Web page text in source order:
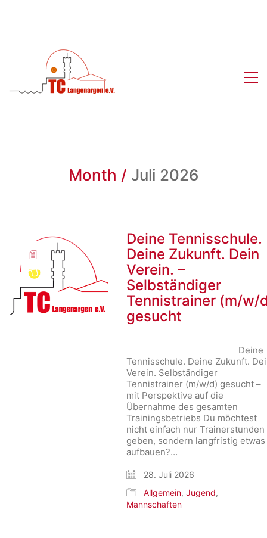
Month / Juli 2026
Deine Tennisschule.
Deine Zukunft. Dein
Verein. –
Selbständiger
Tennistrainer (m/w/
gesucht
Deine
Tennisschule. Deine Zukunft.
Verein. Selbständiger
Tennistrainer (m/w/d) gesucht –
mit Perspektive auf die
Übernahme des gesamten
Trainingsbetriebs Du möchtest
nicht einfach nur Trainerstunden
geben, sondern langfristig etwas
aufbauen?…
28. Juli 2026
Allgemein,Jugend,
Mannschaften